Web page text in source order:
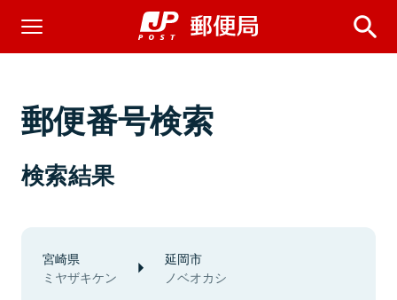
郵便番号検索
検索結果
宮崎県
ミヤザキケン
延岡市
ノベオカシ